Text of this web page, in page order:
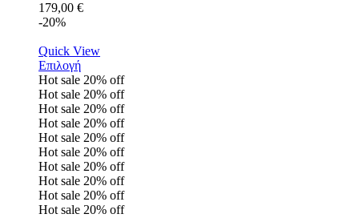
179,00 €
-20%
Quick View
Επιλογή
Hot sale 20% off
Hot sale 20% off
Hot sale 20% off
Hot sale 20% off
Hot sale 20% off
Hot sale 20% off
Hot sale 20% off
Hot sale 20% off
Hot sale 20% off
Hot sale 20% off